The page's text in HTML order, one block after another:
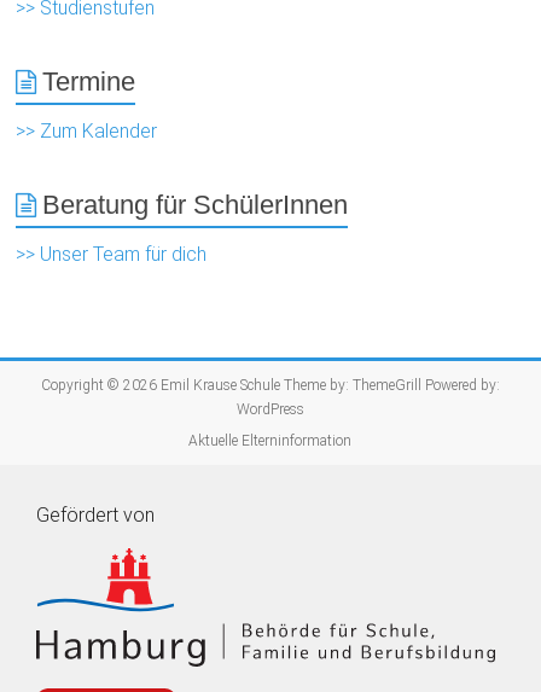
>> Studienstufen
Termine
>> Zum Kalender
Beratung für SchülerInnen
>> Unser Team für dich
Copyright © 2026 Emil Krause SchuleTheme by: ThemeGrill
Powered by:
WordPress
Aktuelle Elterninformation
Gefördert von